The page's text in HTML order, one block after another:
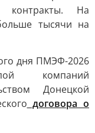
контракты. На
тысячи на
дня ПМЭФ-2026
компаний
Донецкой
договора о